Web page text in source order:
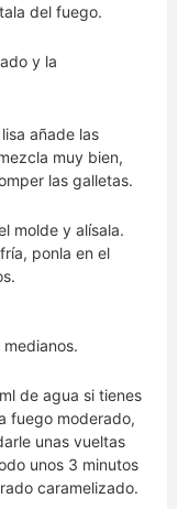
del fuego.
y la
añade las
muy bien,
las galletas.
molde y alísala.
ponla en el
de agua si tienes
fuego moderado,
unas vueltas
unos 3 minutos
caramelizado.